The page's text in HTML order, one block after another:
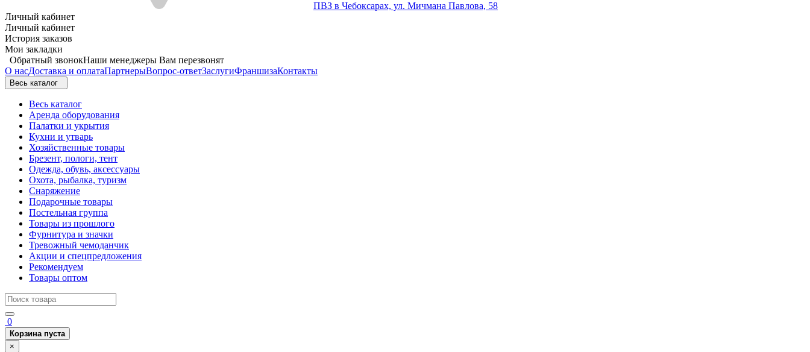
ПВЗ в Чебоксарах, ул. Мичмана Павлова, 58
Личный кабинет
Личный кабинет
История заказов
Мои закладки
Обратный звонокНаши менеджеры Вам перезвонят
О насДоставка и оплатаПартнерыВопрос-ответЗаслугиФраншизаКонтакты
Весь каталог
Весь каталог
Аренда оборудования
Палатки и укрытия
Кухни и утварь
Хозяйственные товары
Брезент, пологи, тент
Одежда, обувь, аксессуары
Охота, рыбалка, туризм
Снаряжение
Подарочные товары
Постельная группа
Товары из прошлого
Фурнитура и значки
Тревожный чемоданчик
Акции и спецпредложения
Рекомендуем
Товары оптом
0
Корзина пуста
×